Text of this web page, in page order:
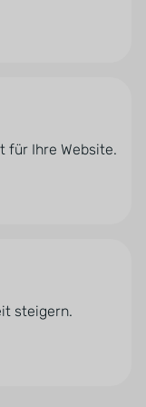
für Ihre Website.
steigern.